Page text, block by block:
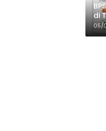
di
05/